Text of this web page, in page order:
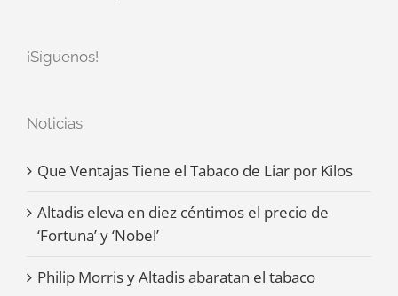
¡Síguenos!
Noticias
Que Ventajas Tiene el Tabaco de Liar por Kilos
Altadis eleva en diez céntimos el precio de
‘Fortuna’ y ‘Nobel’
Philip Morris y Altadis abaratan el tabaco